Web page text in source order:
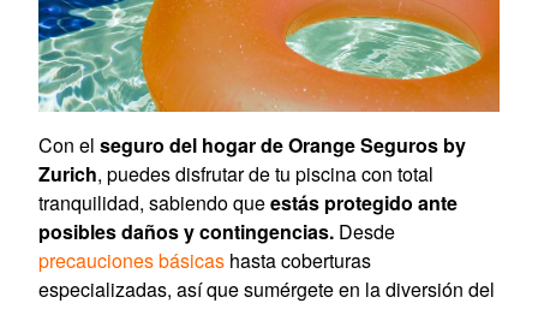
Con el seguro del hogar de Orange Seguros by
Zurich, puedes disfrutar de tu piscina con total
tranquilidad, sabiendo queestás protegido ante
posibles daños y contingencias. Desde
precauciones básicas hasta coberturas
especializadas, así que sumérgete en la diversión del